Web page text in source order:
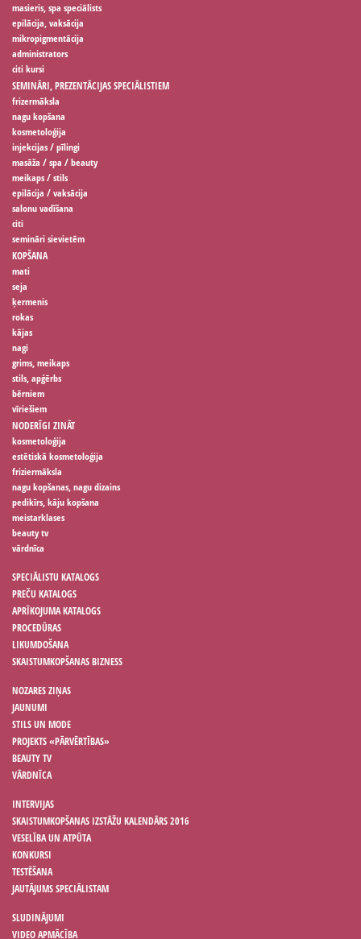
masieris, spa speciālists
epilācija, vaksācija
mikropigmentācija
administrators
citi kursi
SEMINĀRI, PREZENTĀCIJAS SPECIĀLISTIEM
frizermāksla
nagu kopšana
kosmetoloģija
injekcijas / pīlingi
masāža / spa / beauty
meikaps / stils
epilācija / vaksācija
salonu vadīšana
citi
semināri sievietēm
KOPŠANA
mati
seja
ķermenis
rokas
kājas
nagi
grims, meikaps
stils, apģērbs
bērniem
vīriešiem
NODERĪGI ZINĀT
kosmetoloģija
estētiskā kosmetoloģija
friziermāksla
nagu kopšanas, nagu dizains
pedikīrs, kāju kopšana
meistarklases
beauty tv
vārdnīca
SPECIĀLISTU KATALOGS
PREČU KATALOGS
APRĪKOJUMA KATALOGS
PROCEDŪRAS
LIKUMDOŠANA
SKAISTUMKOPŠANAS BIZNESS
NOZARES ZIŅAS
JAUNUMI
STILS UN MODE
PROJEKTS «PĀRVĒRTĪBAS»
BEAUTY TV
VĀRDNĪCA
INTERVIJAS
SKAISTUMKOPŠANAS IZSTĀŽU KALENDĀRS 2016
VESELĪBA UN ATPŪTA
KONKURSI
TESTĒŠANA
JAUTĀJUMS SPECIĀLISTAM
SLUDINĀJUMI
VIDEO APMĀCĪBA